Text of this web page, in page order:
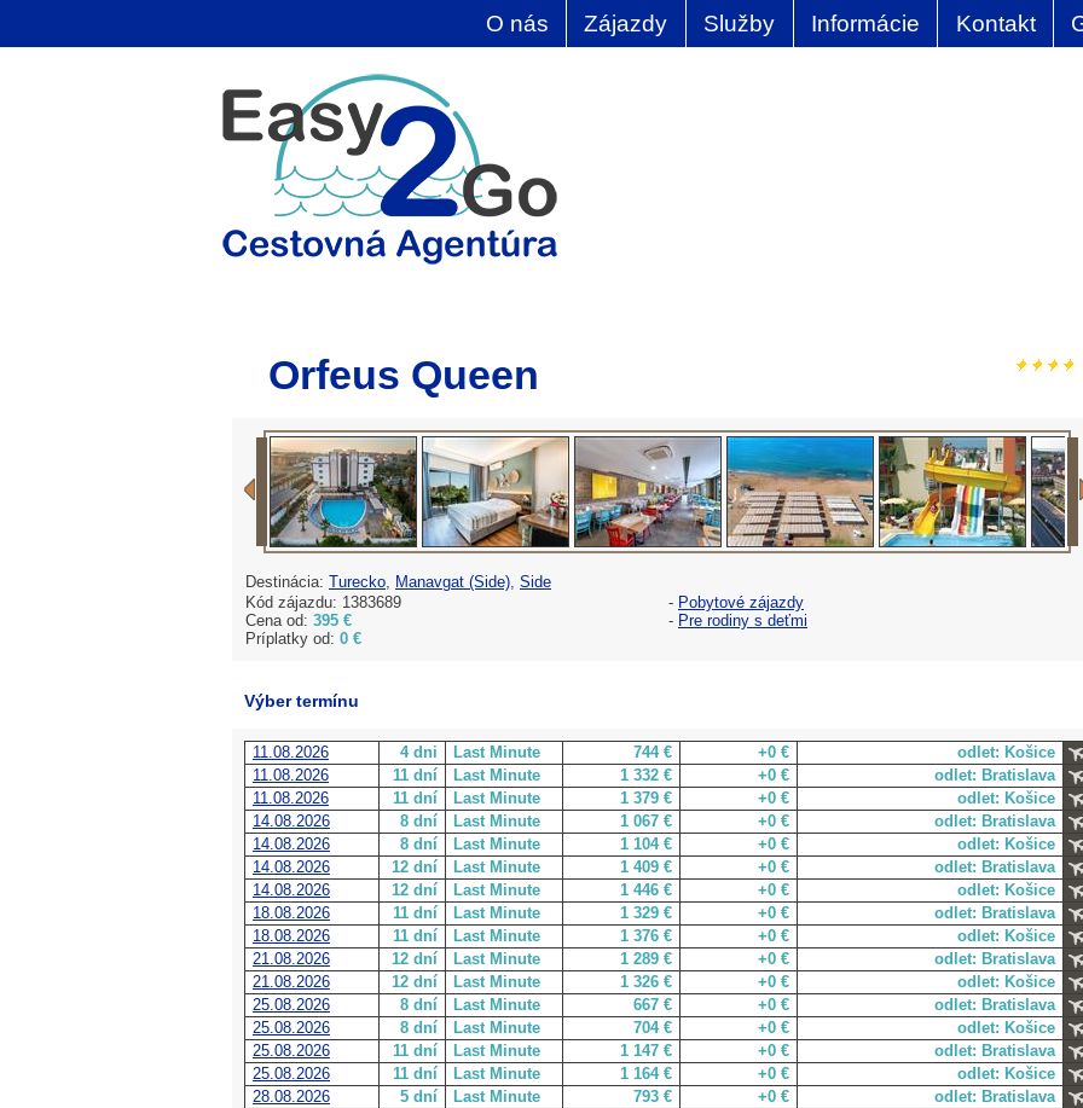
O nás Zájazdy Služby Informácie Kontakt
Orfeus Queen
Destinácia: Turecko, Manavgat (Side), Side
Kód zájazdu: 1383689
Cena od: 395 €
Príplatky od: 0 €
- Pobytové zájazdy
- Pre rodiny s deťmi
Výber termínu
11.08.2026 4 dni Last Minute 744 € +0 €
odlet: Košice
11.08.2026
11 dní Last Minute 1 332 € +0 €
odlet: Bratislava
11.08.2026
11 dní Last Minute 1 379 € +0 €
odlet: Košice
14.08.2026
8 dní Last Minute 1 067 € +0 €
odlet: Bratislava
14.08.2026
8 dní Last Minute 1 104 € +0 €
odlet: Košice
14.08.2026
12 dní Last Minute 1 409 € +0 €
odlet: Bratislava
14.08.2026
12 dní Last Minute 1 446 € +0 €
odlet: Košice
18.08.2026
11 dní Last Minute 1 329 € +0 €
odlet: Bratislava
18.08.2026
11 dní Last Minute 1 376 € +0 €
odlet: Košice
21.08.2026
12 dní Last Minute 1 289 € +0 €
odlet: Bratislava
21.08.2026
12 dní Last Minute 1 326 € +0 €
odlet: Košice
25.08.2026
8 dní Last Minute 667 € +0 €
odlet: Bratislava
25.08.2026
8 dní Last Minute 704 € +0 €
odlet: Košice
25.08.2026
11 dní Last Minute 1 147 € +0 €
odlet: Bratislava
25.08.2026
11 dní Last Minute 1 164 € +0 €
odlet: Košice
28.08.2026
5 dní Last Minute 793 € +0 €
odlet: Bratislava